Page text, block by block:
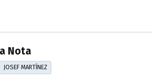
Nota
JOSEF MARTÍNEZ